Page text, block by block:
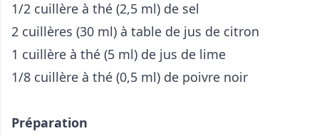
1/2 cuillère à thé (2,5 ml) de sel
2 cuillères (30 ml) à table de jus de citron
1 cuillère à thé (5 ml) de jus de lime
1/8 cuillère à thé (0,5 ml) de poivre noir
Préparation